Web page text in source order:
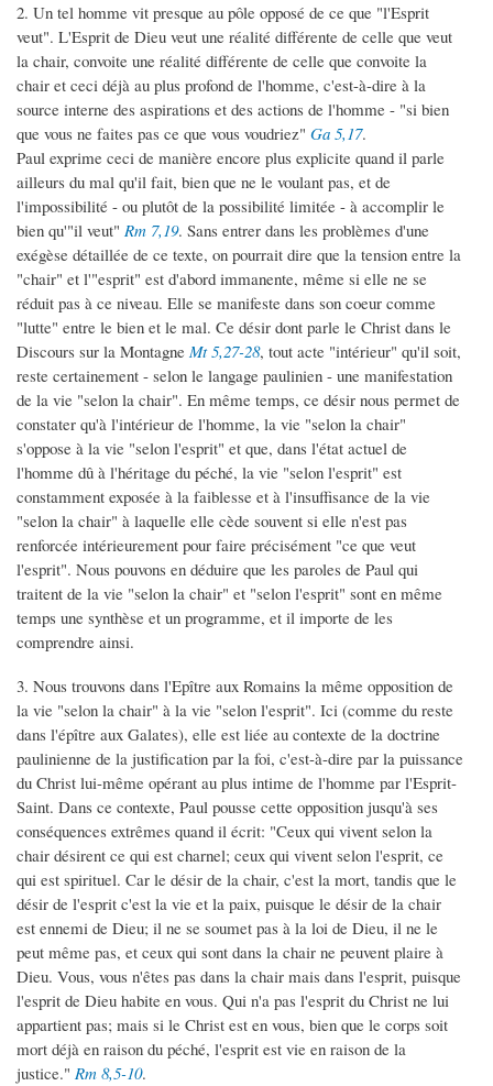
2. Un tel homme vit presque au pôle opposé de ce que "l'Esprit
veut". L'Esprit de Dieu veut une réalité différente de celle que veut
la chair, convoite une réalité différente de celle que convoite la
chair et ceci déjà au plus profond de l'homme, c'est-à-dire à la
source interne des aspirations et des actions de l'homme - "si bien
que vous ne faites pas ce que vous voudriez" Ga 5,17.
Paul exprime ceci de manière encore plus explicite quand il parle
ailleurs du mal qu'il fait, bien que ne le voulant pas, et de
l'impossibilité - ou plutôt de la possibilité limitée - à accomplir le
bien qu'"il veut" Rm 7,19. Sans entrer dans les problèmes d'une
exégèse détaillée de ce texte, on pourrait dire que la tension entre la
"chair" et l'"esprit" est d'abord immanente, même si elle ne se
réduit pas à ce niveau. Elle se manifeste dans son coeur comme
"lutte" entre le bien et le mal. Ce désir dont parle le Christ dans le
Discours sur la Montagne Mt 5,27-28, tout acte "intérieur" qu'il soit,
reste certainement - selon le langage paulinien - une manifestation
de la vie "selon la chair". En même temps, ce désir nous permet de
constater qu'à l'intérieur de l'homme, la vie "selon la chair"
s'oppose à la vie "selon l'esprit" et que, dans l'état actuel de
l'homme dû à l'héritage du péché, la vie "selon l'esprit" est
constamment exposée à la faiblesse et à l'insuffisance de la vie
"selon la chair" à laquelle elle cède souvent si elle n'est pas
renforcée intérieurement pour faire précisément "ce que veut
l'esprit". Nous pouvons en déduire que les paroles de Paul qui
traitent de la vie "selon la chair" et "selon l'esprit" sont en même
temps une synthèse et un programme, et il importe de les
comprendre ainsi.
3. Nous trouvons dans l'Epître aux Romains la même opposition de
la vie "selon la chair" à la vie "selon l'esprit". Ici (comme du reste
dans l'épître aux Galates), elle est liée au contexte de la doctrine
paulinienne de la justification par la foi, c'est-à-dire par la puissance
du Christ lui-même opérant au plus intime de l'homme par l'Esprit-
Saint. Dans ce contexte, Paul pousse cette opposition jusqu'à ses
conséquences extrêmes quand il écrit: "Ceux qui vivent selon la
chair désirent ce qui est charnel; ceux qui vivent selon l'esprit, ce
qui est spirituel. Car le désir de la chair, c'est la mort, tandis que le
désir de l'esprit c'est la vie et la paix, puisque le désir de la chair
est ennemi de Dieu; il ne se soumet pas à la loi de Dieu, il ne le
peut même pas, et ceux qui sont dans la chair ne peuvent plaire à
Dieu. Vous, vous n'êtes pas dans la chair mais dans l'esprit, puisque
l'esprit de Dieu habite en vous. Qui n'a pas l'esprit du Christ ne lui
appartient pas; mais si le Christ est en vous, bien que le corps soit
mort déjà en raison du péché, l'esprit est vie en raison de la
justice." Rm 8,5-10.